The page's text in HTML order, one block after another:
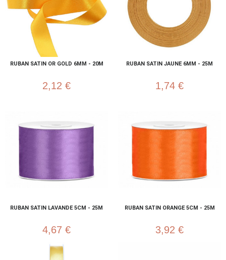
RUBAN SATIN OR GOLD 6MM - 20M
2,12 €
RUBAN SATIN JAUNE 6MM - 25M
1,74 €
RUBAN SATIN LAVANDE 5CM - 25M
4,67 €
RUBAN SATIN ORANGE 5CM - 25M
3,92 €